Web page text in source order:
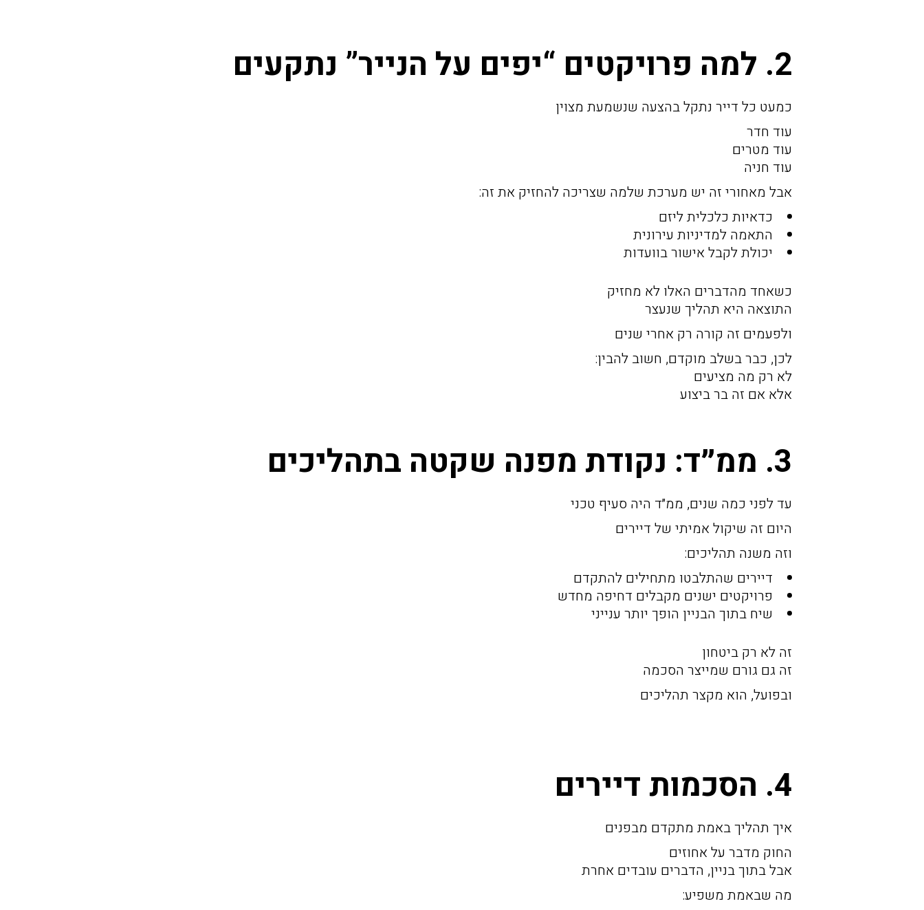
2. למה פרויקטים “יפים על הנייר” נתקעים
כמעט כל דייר נתקל בהצעה שנשמעת מצוין
עוד חדר
עוד מטרים
עוד חניה
אבל מאחורי זה יש מערכת שלמה שצריכה להחזיק את זה:
כדאיות כלכלית ליזם
התאמה למדיניות עירונית
יכולת לקבל אישור בוועדות
כשאחד מהדברים האלו לא מחזיק
התוצאה היא תהליך שנעצר
ולפעמים זה קורה רק אחרי שנים
לכן, כבר בשלב מוקדם, חשוב להבין:
לא רק מה מציעים
אלא אם זה בר ביצוע
3. ממ״ד: נקודת מפנה שקטה בתהליכים
עד לפני כמה שנים, ממ״ד היה סעיף טכני
היום זה שיקול אמיתי של דיירים
וזה משנה תהליכים:
דיירים שהתלבטו מתחילים להתקדם
פרויקטים ישנים מקבלים דחיפה מחדש
שיח בתוך הבניין הופך יותר ענייני
זה לא רק ביטחון
זה גם גורם שמייצר הסכמה
ובפועל, הוא מקצר תהליכים
4. הסכמות דיירים
איך תהליך באמת מתקדם מבפנים
החוק מדבר על אחוזים
אבל בתוך בניין, הדברים עובדים אחרת
מה שבאמת משפיע: